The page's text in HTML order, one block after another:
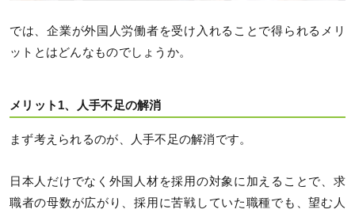
では、企業が外国人労働者を受け入れることで得られるメリ
ットとはどんなものでしょうか。
メリット1、人手不足の解消
まず考えられるのが、人手不足の解消です。
日本人だけでなく外国人材を採用の対象に加えることで、求
職者の母数が広がり、採用に苦戦していた職種でも、望む人